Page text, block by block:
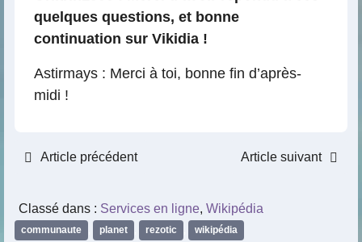
quelques questions, et bonne
continuation sur Vikidia !
Astirmays : Merci à toi, bonne fin d’après-
midi !
Article précédent Article suivant
Classé dans : Services en ligne, Wikipédia
communaute planet rezotic wikipédia